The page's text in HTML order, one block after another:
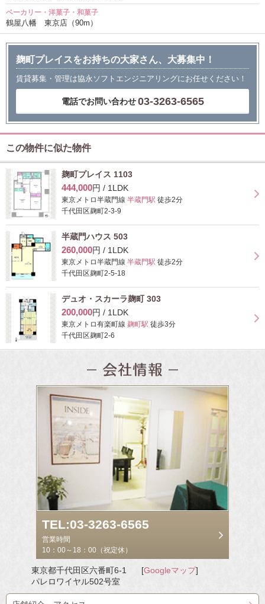
ベーカリー・洋菓子・和菓子
鶴屋八幡 東京店（90m）
麹町プレイスをお持ちの大家さん、大募集中！
賃貸募集・管理は協永ソフトエンジニアリングにお任せください！
電話でお問い合わせ 03-3263-6565
この物件に似た物件
麹町プレイス 1103
444,000円 / 1LDK
東京メトロ半蔵門線 半蔵門駅 徒歩2分
千代田区麹町2-3-9
半蔵門ハウス 503
260,000円 / 1LDK
東京メトロ半蔵門線 半蔵門駅 徒歩2分
千代田区麹町2-5-18
デュオ・スカーラ麹町 303
200,000円 / 1LDK
東京メトロ有楽町線 麹町駅 徒歩3分
千代田区麹町2-6
TEL:03-3263-6565
営業時間
10：00～18：00（祝定休）
東京都千代田区六番町6-1
パレロワイヤル502号室
[Googleマップ]